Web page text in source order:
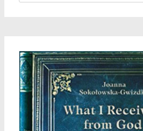
for: